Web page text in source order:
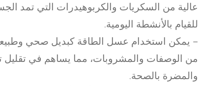
عالية من السكريات والكربوهيدرات التي تمد
للقيام بالأنشطة اليومية.
– يمكن استخدام عسل الطاقة كبديل صحي
من الوصفات والمشروبات، مما يساهم في تقليل
والمضرة بالصحة.